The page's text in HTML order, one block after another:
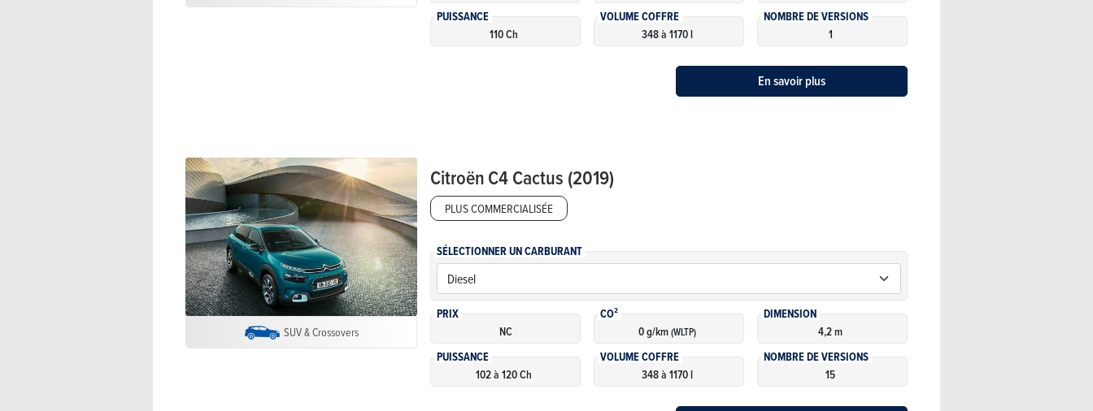
PUISSANCE
110 Ch
VOLUME COFFRE
348 à 1170 l
NOMBRE DE VERSIONS
1
En savoir plus
SUV & Crossovers
CitroënC4 Cactus (2019)
PLUS COMMERCIALISÉE
SÉLECTIONNER UN CARBURANT
PRIX
NC
CO²
0 g/km(WLTP)
DIMENSION
4,2 m
PUISSANCE
102 à 120 Ch
VOLUME COFFRE
348 à 1170 l
NOMBRE DE VERSIONS
15